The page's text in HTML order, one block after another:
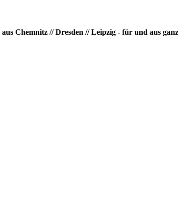
Chemnitz // Dresden // Leipzig - für und aus ganz